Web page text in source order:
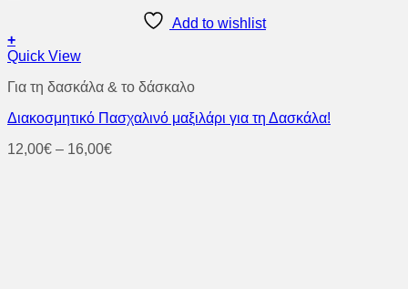
Add to wishlist
+
Αυτό
προϊόν
πολλαπλές
Οι
Quick View
Για τη δασκάλα & το δάσκαλο
Διακοσμητικό Πασχαλινό μαξιλάρι για τη Δασκάλα!
12,00€ – 16,00€Price